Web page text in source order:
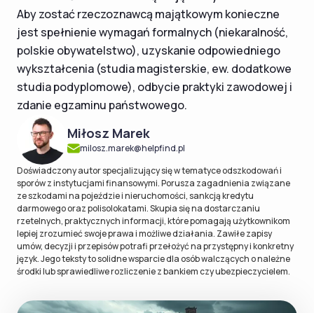
Aby zostać rzeczoznawcą majątkowym konieczne
jest spełnienie wymagań formalnych (niekaralność,
polskie obywatelstwo), uzyskanie odpowiedniego
wykształcenia (studia magisterskie, ew. dodatkowe
studia podyplomowe), odbycie praktyki zawodowej i
zdanie egzaminu państwowego.
Miłosz Marek
milosz.marek@helpfind.pl
Doświadczony autor specjalizujący się w tematyce odszkodowań i
sporów z instytucjami finansowymi. Porusza zagadnienia związane
ze szkodami na pojeździe i nieruchomości, sankcją kredytu
darmowego oraz polisolokatami. Skupia się na dostarczaniu
rzetelnych, praktycznych informacji, które pomagają użytkownikom
lepiej zrozumieć swoje prawa i możliwe działania. Zawiłe zapisy
umów, decyzji i przepisów potrafi przełożyć na przystępny i konkretny
język. Jego teksty to solidne wsparcie dla osób walczących o należne
środki lub sprawiedliwe rozliczenie z bankiem czy ubezpieczycielem.